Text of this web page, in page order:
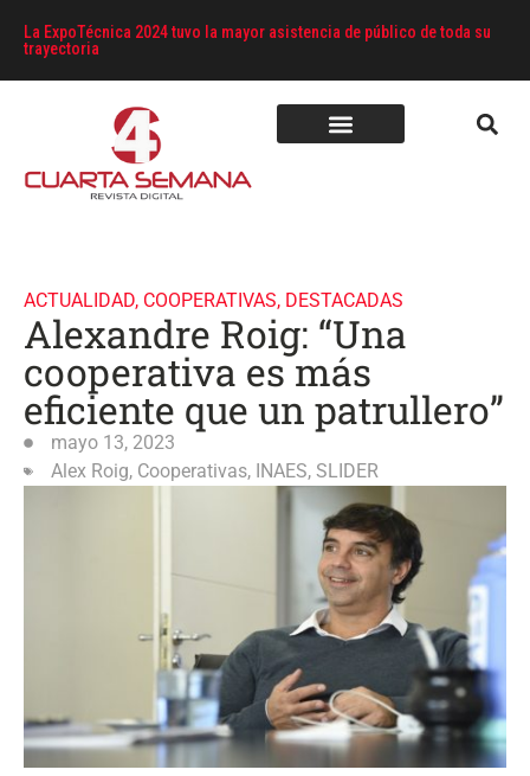
La ExpoTécnica 2024 tuvo la mayor asistencia de público de toda su
trayectoria
ACTUALIDAD, COOPERATIVAS, DESTACADAS
Alexandre Roig: “Una
cooperativa es más
eficiente que un patrullero”
mayo 13, 2023
Alex Roig, Cooperativas, INAES, SLIDER